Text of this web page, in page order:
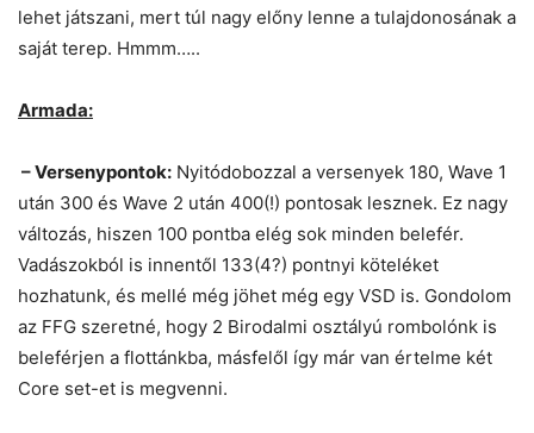
lehet játszani, mert túl nagy előny lenne a tulajdonosának a
saját terep. Hmmm…..
Armada:
– Versenypontok: Nyitódobozzal a versenyek 180, Wave 1
után 300 és Wave 2 után 400(!) pontosak lesznek. Ez nagy
változás, hiszen 100 pontba elég sok minden belefér.
Vadászokból is innentől 133(4?) pontnyi köteléket
hozhatunk, és mellé még jöhet még egy VSD is. Gondolom
az FFG szeretné, hogy 2 Birodalmi osztályú rombolónk is
beleférjen a flottánkba, másfelől így már van értelme két
Core set-et is megvenni.